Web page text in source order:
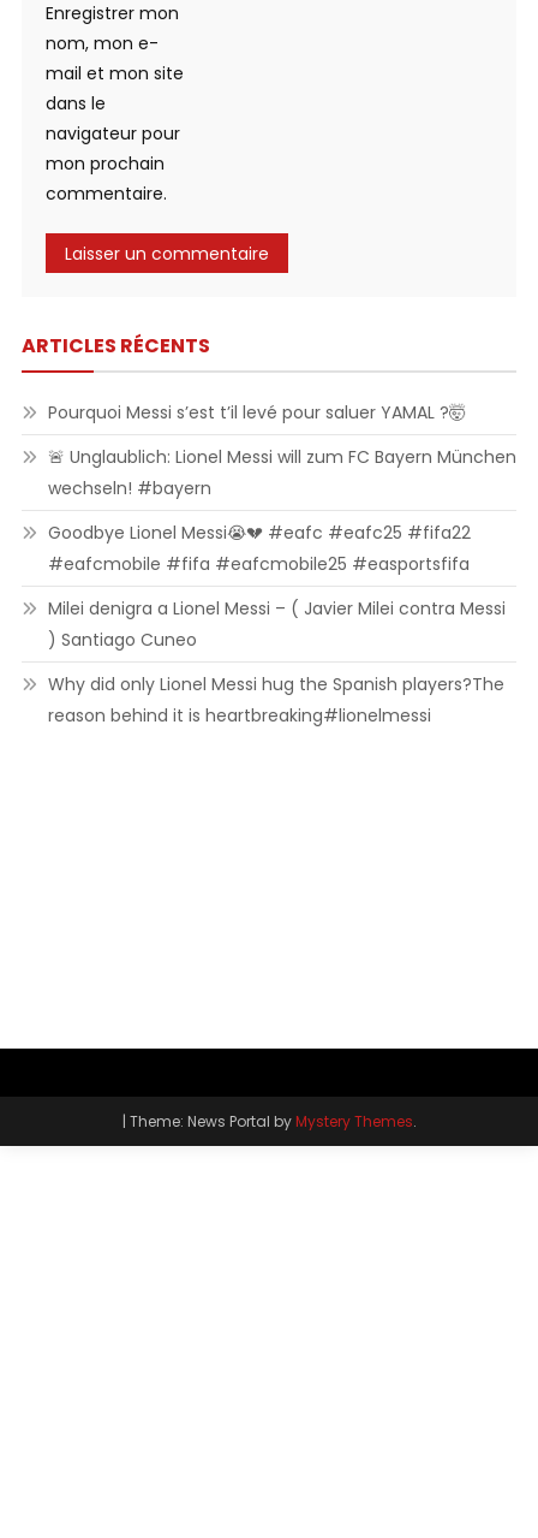
Enregistrer mon
nom, mon e-
mail et mon site
dans le
navigateur pour
mon prochain
commentaire.
ARTICLES RÉCENTS
Pourquoi Messi s’est t’il levé pour saluer YAMAL ?🤯
🚨 Unglaublich: Lionel Messi will zum FC Bayern München
wechseln! #bayern
Goodbye Lionel Messi😭💔 #eafc #eafc25 #fifa22
#eafcmobile #fifa #eafcmobile25 #easportsfifa
Milei denigra a Lionel Messi – ( Javier Milei contra Messi
) Santiago Cuneo
Why did only Lionel Messi hug the Spanish players?The
reason behind it is heartbreaking#lionelmessi
| Theme: News Portal byMystery Themes.